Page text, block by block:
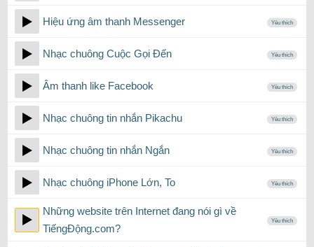
Hiệu ứng âm thanh Messenger Yêu thích
Nhạc chuông Cuộc Gọi Đến Yêu thích
Âm thanh like Facebook Yêu thích
Nhạc chuông tin nhắn Pikachu Yêu thích
Nhạc chuông tin nhắn Ngắn Yêu thích
Nhạc chuông iPhone Lớn, To Yêu thích
Những website trên Internet đang nói gì về
TiếngĐộng.com?
Yêu thích